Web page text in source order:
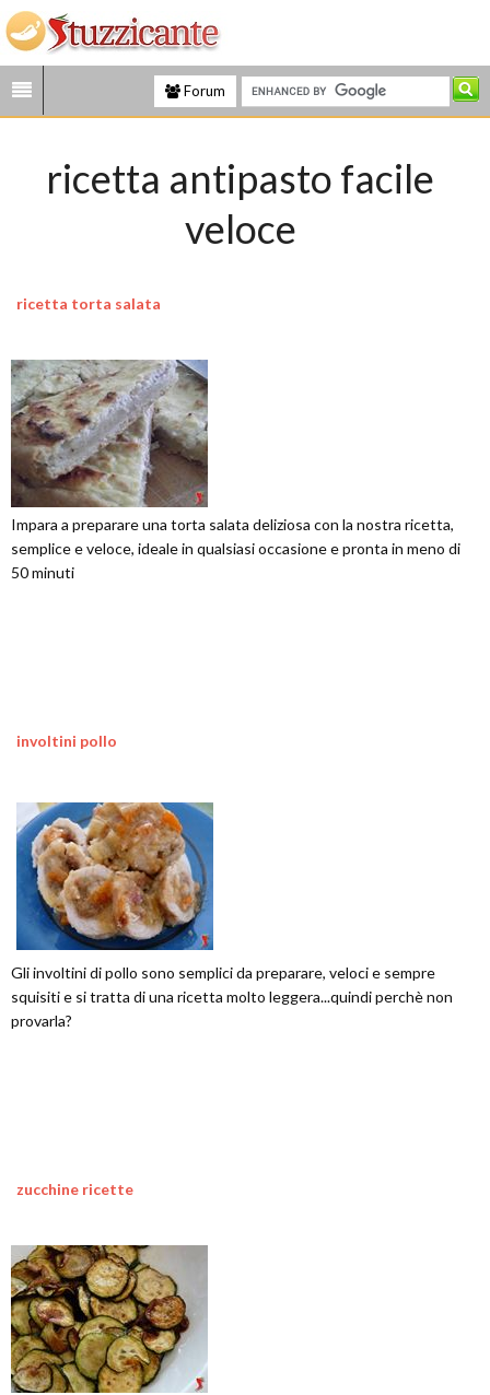
Forum
ricetta antipasto facile
veloce
ricetta torta salata
Impara a preparare una torta salata deliziosa con la nostra ricetta,
semplice e veloce, ideale in qualsiasi occasione e pronta in meno di
50 minuti
involtini pollo
Gli involtini di pollo sono semplici da preparare, veloci e sempre
squisiti e si tratta di una ricetta molto leggera...quindi perchè non
provarla?
zucchine ricette